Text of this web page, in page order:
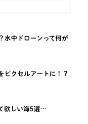
水中ドローンって何が
ピクセルアートに！？
欲しい海5選…